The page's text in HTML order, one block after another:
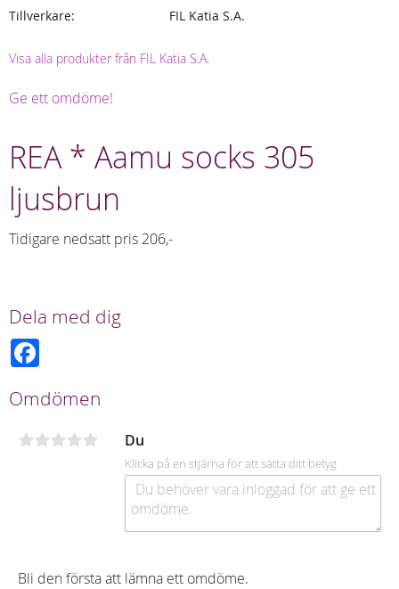
Tillverkare
FIL Katia S.A.
Visa alla produkter från FIL Katia S.A.
Ge ett omdöme!
REA * Aamu socks 305
ljusbrun
Tidigare nedsatt pris 206,-
Dela med dig
b
o
k
Omdömen
Du
Klicka på en stjärna för att sätta ditt betyg
Bli den första att lämna ett omdöme.